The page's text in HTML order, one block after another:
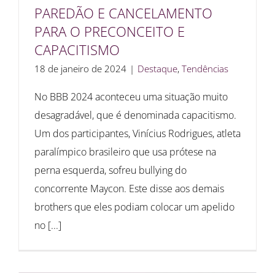
PAREDÃO E CANCELAMENTO
PARA O PRECONCEITO E
CAPACITISMO
18 de janeiro de 2024 | Destaque, Tendências
No BBB 2024 aconteceu uma situação muito
desagradável, que é denominada capacitismo.
Um dos participantes, Vinícius Rodrigues, atleta
paralímpico brasileiro que usa prótese na
perna esquerda, sofreu bullying do
concorrente Maycon. Este disse aos demais
brothers que eles podiam colocar um apelido
no [...]